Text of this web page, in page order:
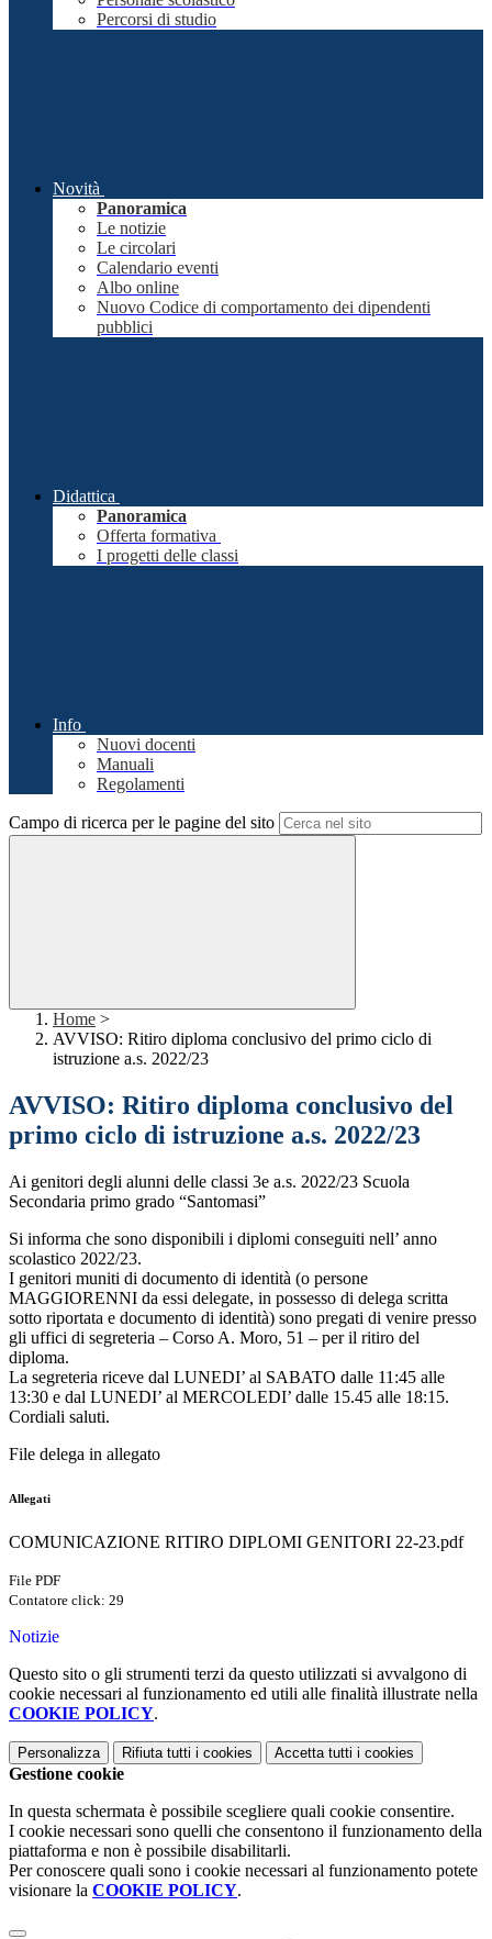
Percorsi di studio
Novità
Panoramica
Le notizie
Le circolari
Calendario eventi
Albo online
Nuovo Codice di comportamento dei dipendenti
pubblici
Didattica
Panoramica
Offerta formativa
I progetti delle classi
Info
Nuovi docenti
Manuali
Regolamenti
Campo di ricerca per le pagine del sito
Home >
AVVISO: Ritiro diploma conclusivo del primo ciclo di
istruzione a.s. 2022/23
AVVISO: Ritiro diploma conclusivo del
primo ciclo di istruzione a.s. 2022/23
Ai genitori degli alunni delle classi 3e a.s. 2022/23 Scuola
Secondaria primo grado “Santomasi”
Si informa che sono disponibili i diplomi conseguiti nell’ anno
scolastico 2022/23.
I genitori muniti di documento di identità (o persone
MAGGIORENNI da essi delegate, in possesso di delega scritta
sotto riportata e documento di identità) sono pregati di venire presso
gli uffici di segreteria – Corso A. Moro, 51 – per il ritiro del
diploma.
La segreteria riceve dal LUNEDI’ al SABATO dalle 11:45 alle
13:30 e dal LUNEDI’ al MERCOLEDI’ dalle 15.45 alle 18:15.
Cordiali saluti.
File delega in allegato
Allegati
COMUNICAZIONE RITIRO DIPLOMI GENITORI 22-23.pdf
File PDF
Contatore click: 29
Notizie
Questo sito o gli strumenti terzi da questo utilizzati si avvalgono di
cookie necessari al funzionamento ed utili alle finalità illustrate nella
COOKIE POLICY.
Personalizza Rifiuta tutti i cookies Accetta tutti i cookies
Gestione cookie
In questa schermata è possibile scegliere quali cookie consentire.
I cookie necessari sono quelli che consentono il funzionamento della
piattaforma e non è possibile disabilitarli.
Per conoscere quali sono i cookie necessari al funzionamento potete
visionare la COOKIE POLICY.